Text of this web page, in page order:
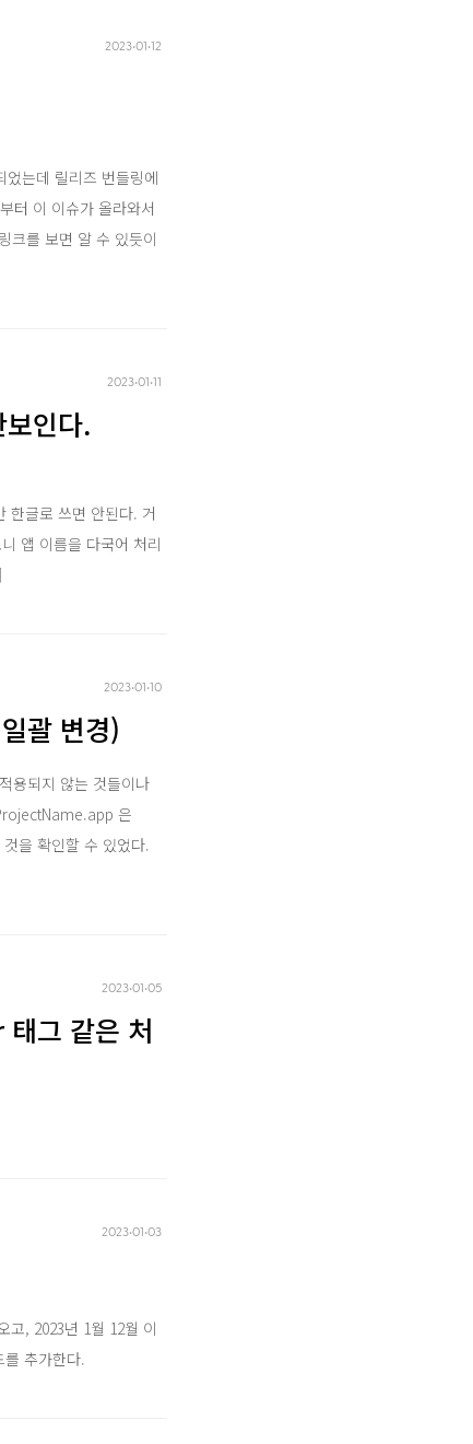
2023‧01‧12
는데 릴리즈 번들링에
이 이슈가 올라와서
를 보면 알 수 있듯이
2023‧01‧11
인다.
한글로 쓰면 안된다. 거
앱 이름을 다국어 처리
2023‧01‧10
괄 변경)
용되지 않는 것들이나
은
을 확인할 수 있었다.
2023‧01‧05
그 같은 처
2023‧01‧03
고, 2023년 1월 12월 이
추가한다.